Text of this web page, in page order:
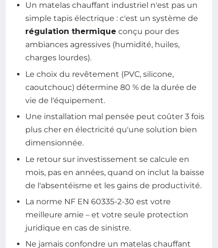
Un matelas chauffant industriel n'est pas un
simple tapis électrique : c'est un système de
régulation thermique conçu pour des
ambiances agressives (humidité, huiles,
charges lourdes).
Le choix du revêtement (PVC, silicone,
caoutchouc) détermine 80 % de la durée de
vie de l'équipement.
Une installation mal pensée peut coûter 3 fois
plus cher en électricité qu'une solution bien
dimensionnée.
Le retour sur investissement se calcule en
mois, pas en années, quand on inclut la baisse
de l'absentéisme et les gains de productivité.
La norme NF EN 60335-2-30 est votre
meilleure amie – et votre seule protection
juridique en cas de sinistre.
Ne jamais confondre un matelas chauffant